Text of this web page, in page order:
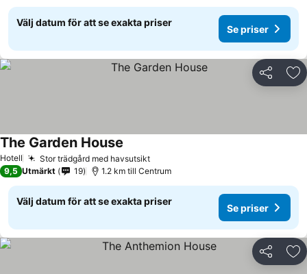
Välj datum för att se exakta priser
Se priser
Dela
Hotell Stor trädgård med havsutsikt
The Garden House
9,5 Utmärkt 19 1.2 km till Centrum
Välj datum för att se exakta priser
Se priser
Dela